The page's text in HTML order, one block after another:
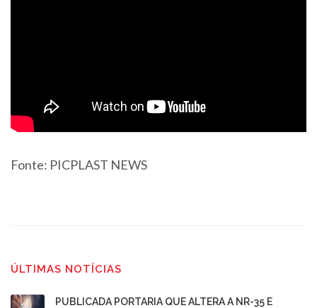
Fonte: PICPLAST NEWS
ÚLTIMAS NOTÍCIAS
PUBLICADA PORTARIA QUE ALTERA A NR-35 E